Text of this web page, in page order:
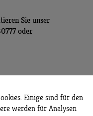
Sie unser
oder
Einige sind für den
werden für Analysen